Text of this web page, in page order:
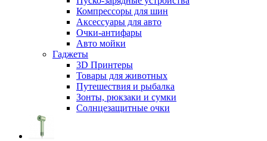
Компрессоры для шин
Аксессуары для авто
Очки-антифары
Авто мойки
Гаджеты
3D Принтеры
Товары для животных
Путешествия и рыбалка
Зонты, рюкзаки и сумки
Солнцезащитные очки